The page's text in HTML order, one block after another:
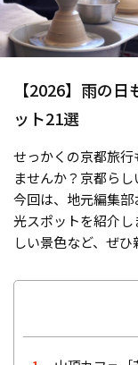
【2026】雨の
ット21選
せっかくの京都旅
ませんか？京都ら
今回は、地元編集
光スポットを紹介
しい景色など、ぜひ